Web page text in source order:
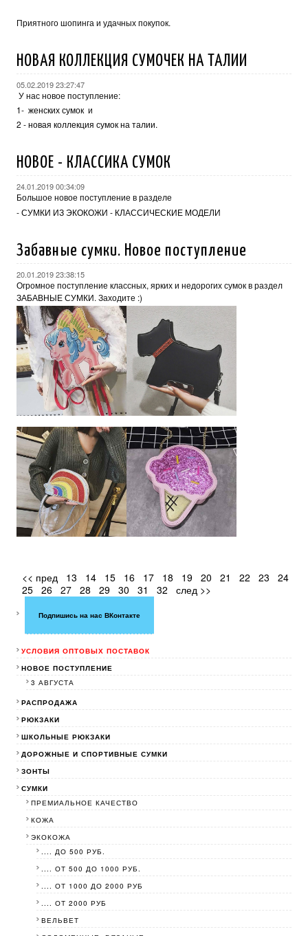
Приятного шопинга и удачных покупок.
НОВАЯ КОЛЛЕКЦИЯ СУМОЧЕК НА ТАЛИИ
05.02.2019 23:27:47
У нас новое поступление:
1- женских сумок и
2 -новая коллекция сумок на талии.
НОВОЕ - КЛАССИКА СУМОК
24.01.2019 00:34:09
Большое новое поступление в разделе
-СУМКИ ИЗ ЭКОКОЖИ - КЛАССИЧЕСКИЕ МОДЕЛИ
Забавные сумки. Новое поступление
20.01.2019 23:38:15
Огромное поступление классных, ярких и недорогих сумок в раздел
ЗАБАВНЫЕ СУМКИ. Заходите :)
<< пред 13 14 15 16 17 18 19 20 21 22 23
24
25 26 27 28 29 30 31 32 след >>
Подпишись на нас ВКонтакте
УСЛОВИЯ ОПТОВЫХ ПОСТАВОК
НОВОЕ ПОСТУПЛЕНИЕ
3 АВГУСТА
РАСПРОДАЖА
РЮКЗАКИ
ШКОЛЬНЫЕ РЮКЗАКИ
ДОРОЖНЫЕ И СПОРТИВНЫЕ СУМКИ
ЗОНТЫ
СУМКИ
ПРЕМИАЛЬНОЕ КАЧЕСТВО
КОЖА
ЭКОКОЖА
.... ДО 500 РУБ.
.... ОТ 500 ДО 1000 РУБ.
.... ОТ 1000 ДО 2000 РУБ
.... ОТ 2000 РУБ
ВЕЛЬВЕТ